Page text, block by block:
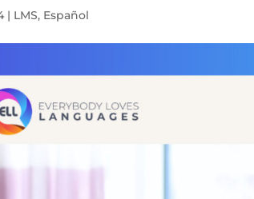
| LMS, Español